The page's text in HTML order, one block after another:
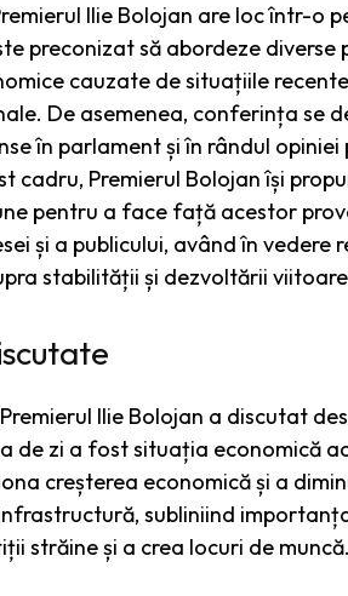
Ilie Bolojan are loc într-o
preconizat să abordeze
cauzate de situațiile
De asemenea, conferința se
în parlament și în rândul
cadru, Premierul Bolojan își
pentru a face față acestor
și a publicului, având în vedere
stabilității și dezvoltării
Ilie Bolojan a discutat
de zi a fost situația economică
creșterea economică și a
subliniind
străine și a crea locuri de muncă.